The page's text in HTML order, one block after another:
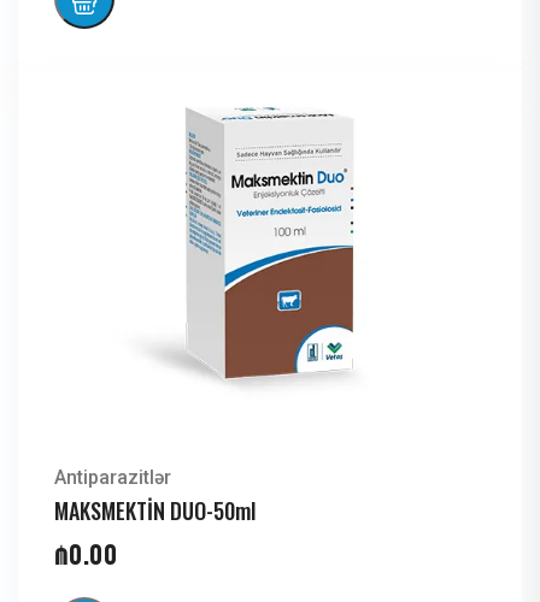
Antiparazitlər
MAKSMEKTİN DUO-50ml
₼0.00